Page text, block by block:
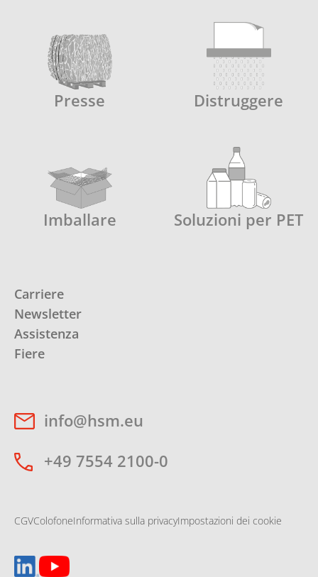
Presse Distruggere
Imballare Soluzioni per PET
Carriere
Newsletter
Assistenza
Fiere
info@hsm.eu
+49 7554 2100-0
CGVColofoneInformativa sulla privacyImpostazioni dei cookie